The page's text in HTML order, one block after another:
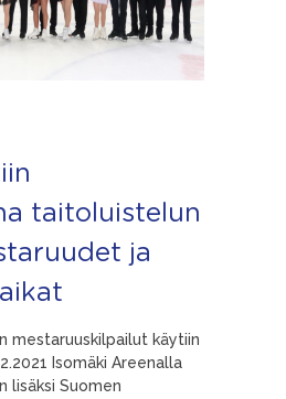
taitoluistelun
ja
mestaruuskilpailut käytiin
Isomäki Areenalla
lisäksi Suomen